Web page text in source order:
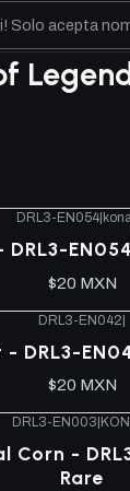
sus depositos y
DRL3-EN054
$20 MXN
DRL3-EN042|
DRL3-
$20 MXN
DRL3-EN003
Corn -
Rare